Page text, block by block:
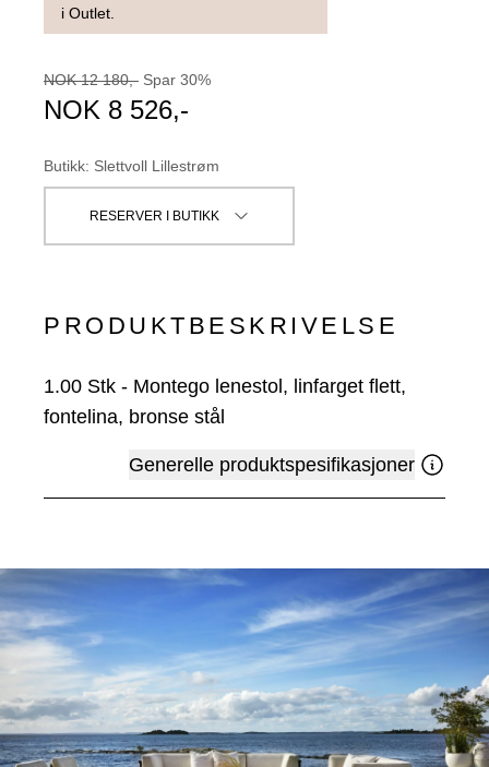
i Outlet.
NOK 12 180,- Spar 30%
NOK 8 526,-
Butikk: Slettvoll Lillestrøm
RESERVER I BUTIKK
PRODUKTBESKRIVELSE
1.00 Stk - Montego lenestol, linfarget flett,
fontelina, bronse stål
Generelle produktspesifikasjoner